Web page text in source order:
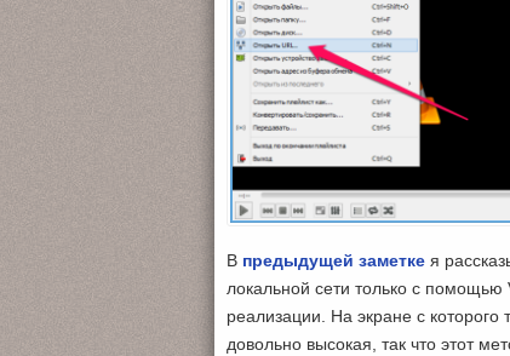
В предыдущей заметке я
локальной сети только с помощью
реализации. На экране с которого
довольно высокая, так что этот